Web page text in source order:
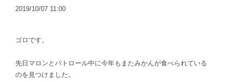
2019/10/07 11:00
ゴロです。
先日マロンとパトロール中に今年もまたみかんが食べられている
のを見つけました。